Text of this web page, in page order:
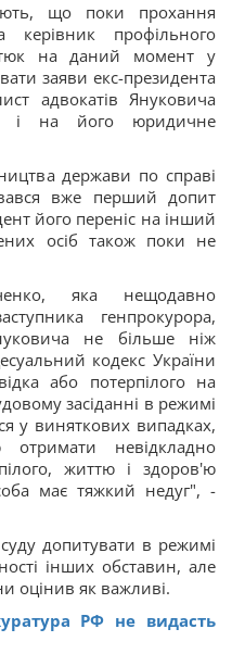
що поки прохання
профільного
на даний момент у
заяви екс-президента
адвокатів Януковича
і на його юридичне
держави по справі
вже перший допит
його переніс на інший
осіб також поки не
яка нещодавно
генпрокурора,
не більше ніж
кодекс України
або потерпілого на
засіданні в режимі
у виняткових випадках,
отримати невідкладно
життю і здоров'ю
має тяжкий недуг", -
допитувати в режимі
інших обставин, але
оцінив як важливі.
РФ не видасть